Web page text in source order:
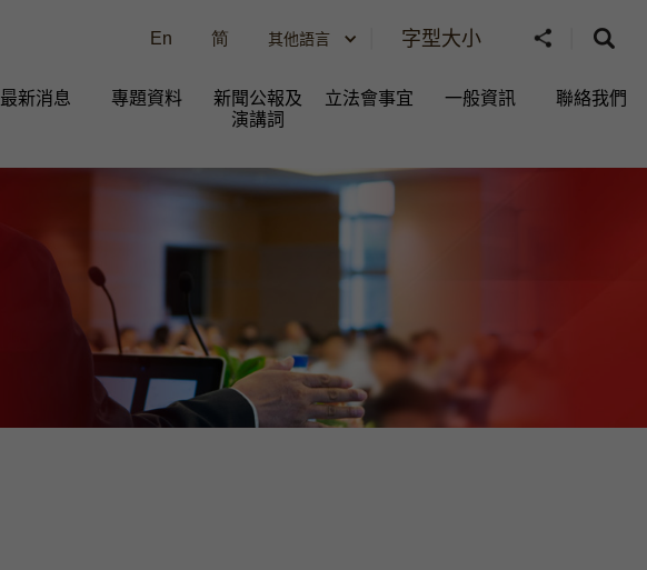
En 简 其他語言 字型大小
最新消息 專題資料
新聞公報及
演講詞
立法會事宜 一般資訊​ 聯絡我們